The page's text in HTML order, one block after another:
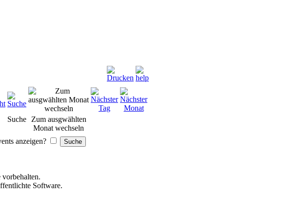
Suche
Zum ausgwählten
Monat wechseln
anzeigen?
Software.